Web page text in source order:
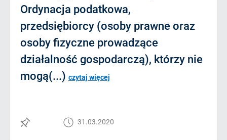
Ordynacja podatkowa,
przedsiębiorcy (osoby prawne oraz
osoby fizyczne prowadzące
działalność gospodarczą), którzy nie
mogą(...) czytaj więcej
31.03.2020